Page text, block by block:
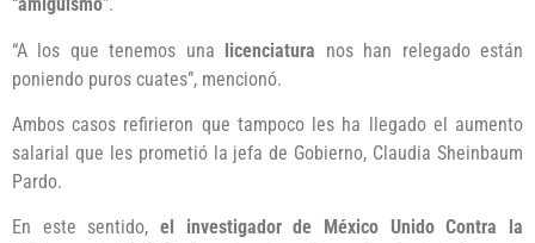
“A los que tenemos una licenciatura nos han relegado están
poniendo puros cuates”, mencionó.
Ambos casos refirieron que tampoco les ha llegado el aumento
salarial que les prometió la jefa de Gobierno, Claudia Sheinbaum
Pardo.
En este sentido, el investigador de México Unido Contra la